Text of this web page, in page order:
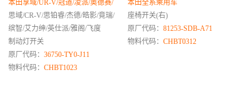
本田享域/UR-V/冠道/凌派/奥德赛/
思域/CR-V/思铂睿/杰德/皓影/竟瑞/
缤智/艾力绅/英仕派/雅阁/飞度
制动灯开关
原厂代码： 36750-TY0-J11
物料代码： CHBT1023
本田全系乘用车
座椅开关(右)
原厂代码： 81253-SDB-A71
物料代码： CHBT0312